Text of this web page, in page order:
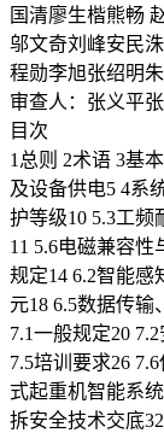
国清廖生楷熊畅
邬文奇刘峰安民
程勋李旭张绍明
审查人：张义平
目次
1总则 2术语 3基
及设备供电5 4系
护等级10 5.3工频
11 5.6电磁兼容性
规定14 6.2智能感
元18 6.5数据传输
7.1一般规定20
7.5培训要求26
式起重机智能系
拆安全技术交底